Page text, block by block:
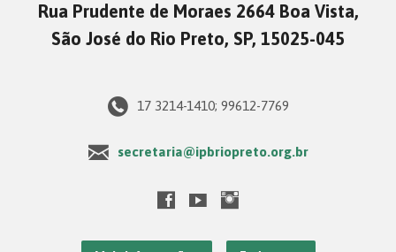
Rua Prudente de Moraes 2664 Boa Vista,
São José do Rio Preto, SP, 15025-045
17 3214-1410; 99612-7769
secretaria@ipbriopreto.org.br